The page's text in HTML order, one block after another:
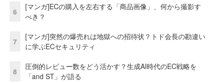
6
[マンガ]ECの購入を左右する「商品画像」、何から撮影す
べき？
7
[マンガ]突然の爆売れは地獄への招待状？トド会長の勘違い
に学ぶECセキュリティ
8
圧倒的レビュー数をどう活かす？生成AI時代のEC戦略を
「and ST」が語る